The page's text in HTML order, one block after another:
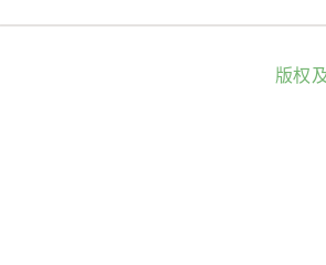
版权